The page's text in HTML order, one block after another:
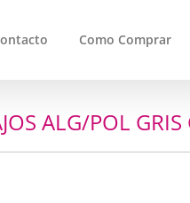
Como Comprar
ALG/POL